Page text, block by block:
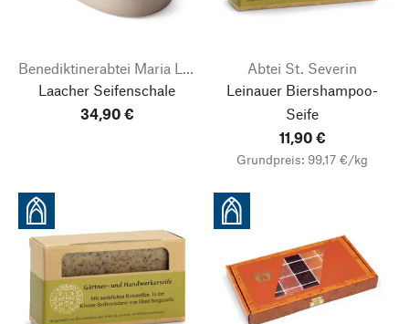
Benediktinerabtei Maria Laach
Laacher Seifenschale
34,90 €
Abtei St. Severin
Leinauer Biershampoo-
Seife
11,90 €
Grundpreis: 99,17 €/kg